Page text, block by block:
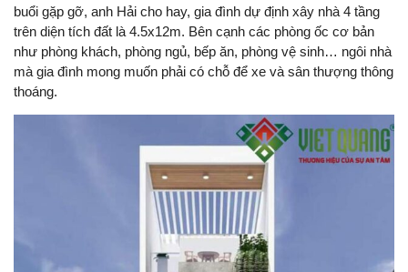
buổi gặp gỡ, anh Hải cho hay, gia đình dự định xây nhà 4 tầng
trên diện tích đất là 4.5x12m. Bên cạnh các phòng ốc cơ bản
như phòng khách, phòng ngủ, bếp ăn, phòng vệ sinh… ngôi nhà
mà gia đình mong muốn phải có chỗ để xe và sân thượng thông
thoáng.